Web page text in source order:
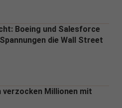
Boeing und Salesforce
die Wall Street
verzocken Millionen mit